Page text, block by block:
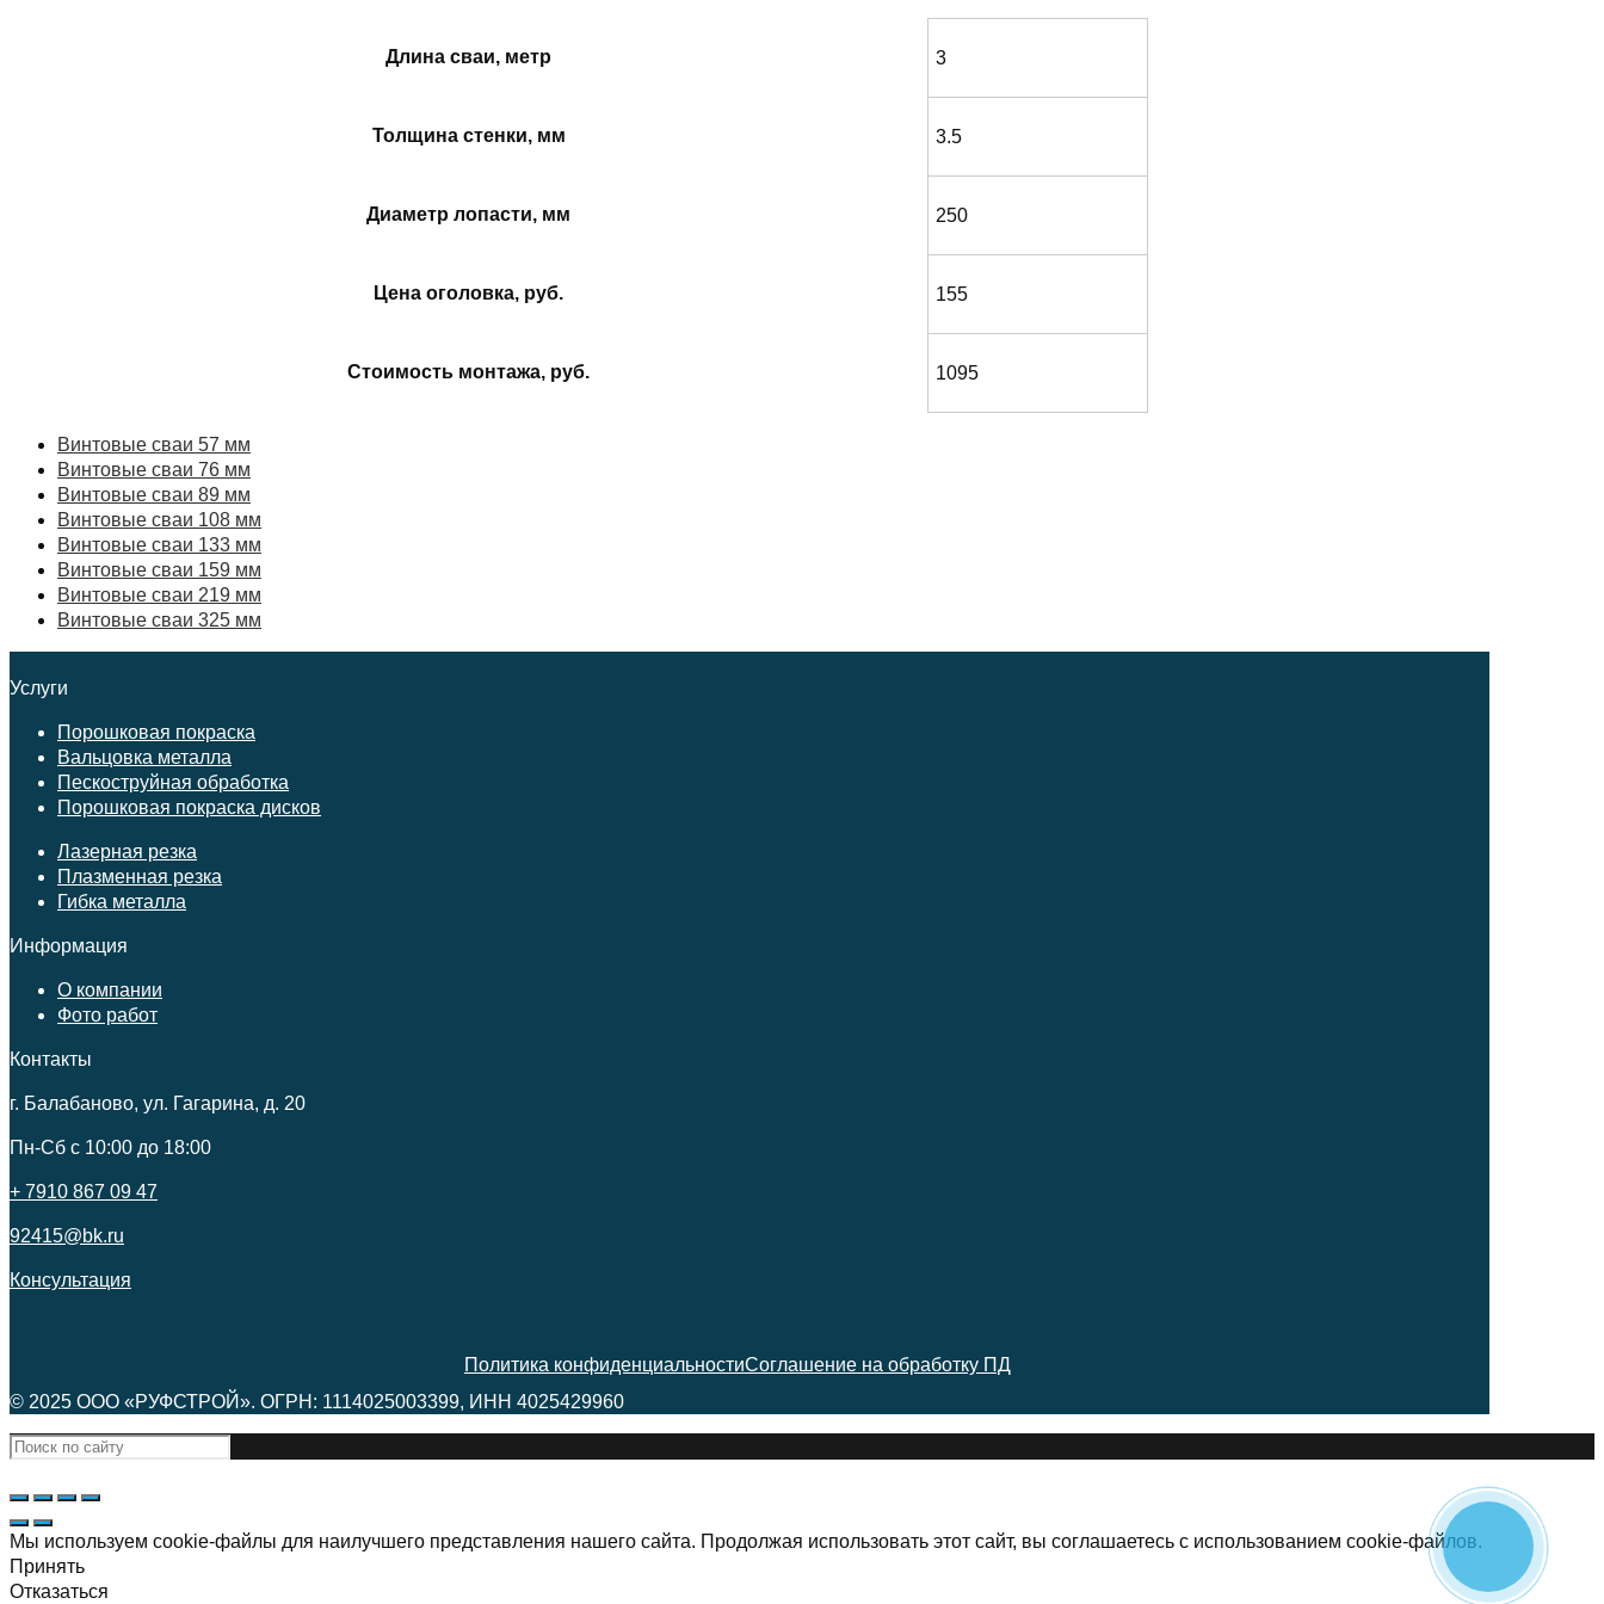
Длина сваи, метр 3
Толщина стенки, мм 3.5
Диаметр лопасти, мм 250
Цена оголовка, руб. 155
Стоимость монтажа, руб. 1095
Винтовые сваи 57 мм
Винтовые сваи 76 мм
Винтовые сваи 89 мм
Винтовые сваи 108 мм
Винтовые сваи 133 мм
Винтовые сваи 159 мм
Винтовые сваи 219 мм
Винтовые сваи 325 мм
Услуги
Порошковая покраска
Вальцовка металла
Пескоструйная обработка
Порошковая покраска дисков
Лазерная резка
Плазменная резка
Гибка металла
Информация
О компании
Фото работ
Контакты
г. Балабаново, ул. Гагарина, д. 20
Пн-Сб c 10:00 до 18:00
+ 7910 867 09 47
92415@bk.ru
Консультация
Политика конфиденциальностиСоглашение на обработку ПД
© 2025 ООО «РУФСТРОЙ». ОГРН: 1114025003399, ИНН 4025429960
Мы используем cookie-файлы для наилучшего представления нашего сайта. Продолжая использовать этот сайт, вы соглашаетесь с использованием cookie-файлов.
Принять
Отказаться